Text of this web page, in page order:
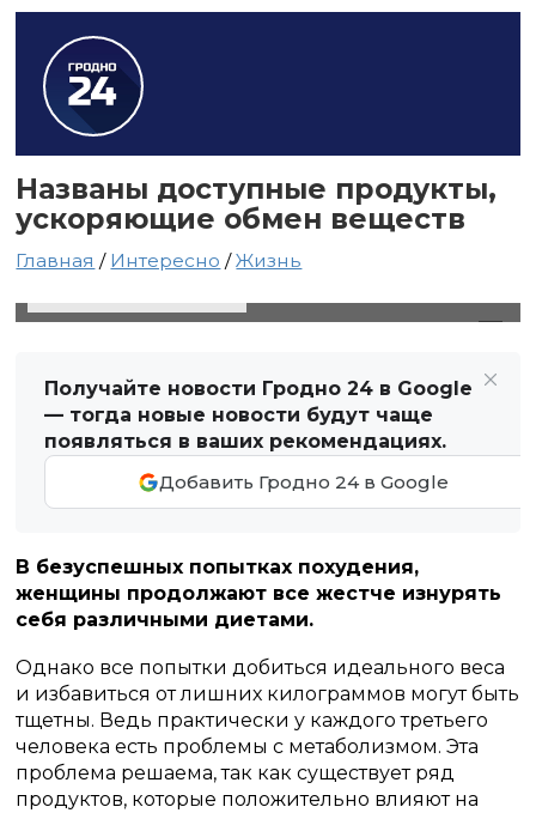
Названы доступные продукты,
ускоряющие обмен веществ
Главная / Интересно /Жизнь
Получайте новости Гродно 24 в Google
— тогда новые новости будут чаще
появляться в ваших рекомендациях.
Добавить Гродно 24 в Google
В безуспешных попытках похудения,
женщины продолжают все жестче изнурять
себя различными диетами.
Однако все попытки добиться идеального веса
и избавиться от лишних килограммов могут быть
тщетны. Ведь практически у каждого третьего
человека есть проблемы с метаболизмом. Эта
проблема решаема, так как существует ряд
продуктов, которые положительно влияют на